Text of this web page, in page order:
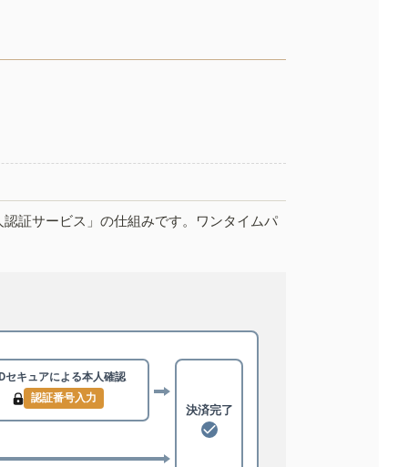
証サービス」の仕組みです。ワンタイムパ
セキュアによる本人確認
認証番号入力
決済完了